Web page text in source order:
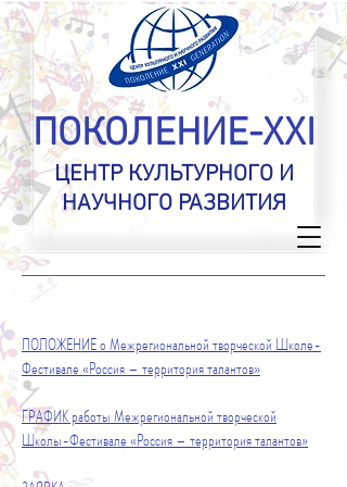
ПОКОЛЕНИЕ-XXI
ЦЕНТР КУЛЬТУРНОГО И
НАУЧНОГО РАЗВИТИЯ
ПОЛОЖЕНИЕ оМежрегиональной творческой Школе-
Фестивале «Россия – территория талантов»
ГРАФИК работы Межрегиональной творческой
Школы-Фестивале «Россия – территория талантов»